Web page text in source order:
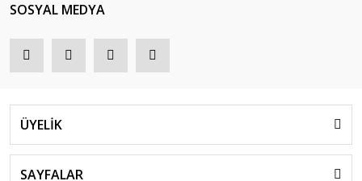
SOSYAL MEDYA
ÜYELİK
SAYFALAR